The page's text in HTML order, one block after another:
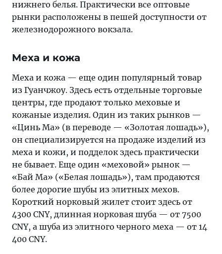
нижнего белья. Практически все оптовые
рынки расположены в пешей доступности от
железнодорожного вокзала.
Меха и кожа
Меха и кожа — еще один популярный товар
из Гуанчжоу. Здесь есть отдельные торговые
центры, где продают только меховые и
кожаные изделия. Один из таких рынков —
«Цинь Ма» (в переводе — «Золотая лошадь»),
он специализируется на продаже изделий из
меха и кожи, и подделок здесь практически
не бывает. Еще один «меховой» рынок —
«Бай Ма» («Белая лошадь»), там продаются
более дорогие шубы из элитных мехов.
Короткий норковый жилет стоит здесь от
4300 CNY, длинная норковая шуба — от 7500
CNY, а шуба из элитного черного меха — от 14
400 CNY.